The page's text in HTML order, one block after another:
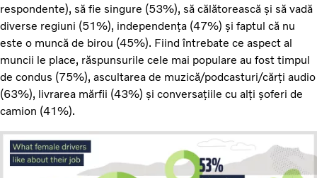
respondente), să fie singure (53%), să călătorească și să vadă
diverse regiuni (51%), independența (47%) și faptul că nu
este o muncă de birou (45%). Fiind întrebate ce aspect al
muncii le place, răspunsurile cele mai populare au fost timpul
de condus (75%), ascultarea de muzică/podcasturi/cărți audio
(63%), livrarea mărfii (43%) și conversațiile cu alți șoferi de
camion (41%).